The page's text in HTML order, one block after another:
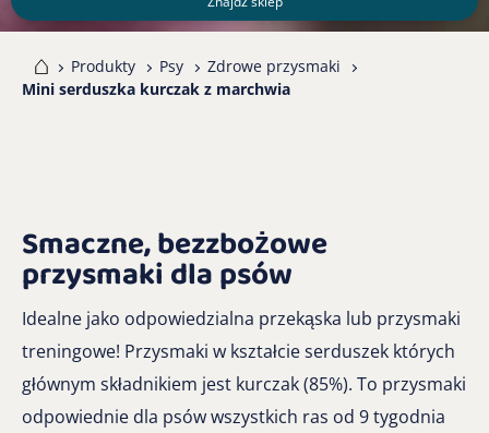
Produkty Psy
Zdrowe przysmaki
Mini serduszka kurczak z marchwia
Smaczne, bezzbożowe
przysmaki dla psów
Idealne jako odpowiedzialna przekąska lub przysmaki
treningowe! Przysmaki w kształcie serduszek których
głównym składnikiem jest kurczak (85%). To przysmaki
odpowiednie dla psów wszystkich ras od 9 tygodnia